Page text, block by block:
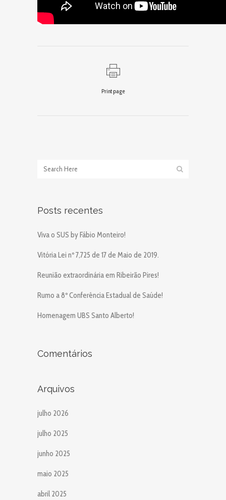
Print page
Posts recentes
Viva o SUS by Fábio Monteiro!
Vitória Lei nº 7,725 de 17 de Maio de 2019.
Reunião extraordinária em Ribeirão Pires!
Rumo a 8º Conferência Estadual de Saúde!
Homenagem UBS Santo Alberto!
Comentários
Arquivos
julho 2026
julho 2025
junho 2025
maio 2025
abril 2025